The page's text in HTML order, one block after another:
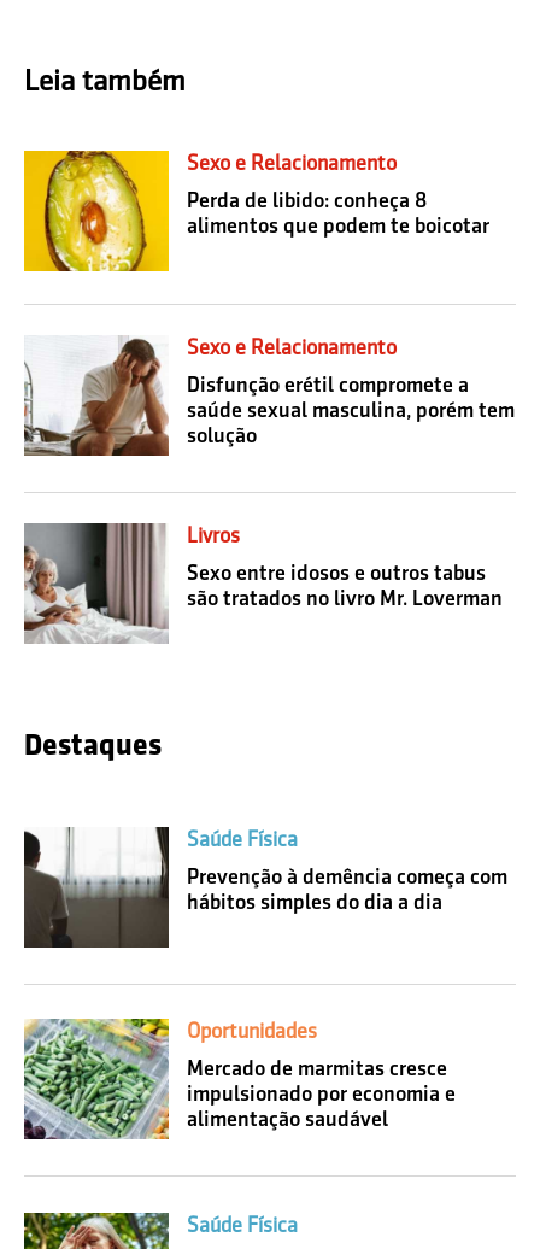
Leia também
Sexo e Relacionamento
Perda de libido: conheça 8
alimentos que podem te boicotar
Sexo e Relacionamento
Disfunção erétil compromete a
saúde sexual masculina, porém tem
solução
Livros
Sexo entre idosos e outros tabus
são tratados no livro Mr. Loverman
Destaques
Saúde Física
Prevenção à demência começa com
hábitos simples do dia a dia
Oportunidades
Mercado de marmitas cresce
impulsionado por economia e
alimentação saudável
Saúde Física